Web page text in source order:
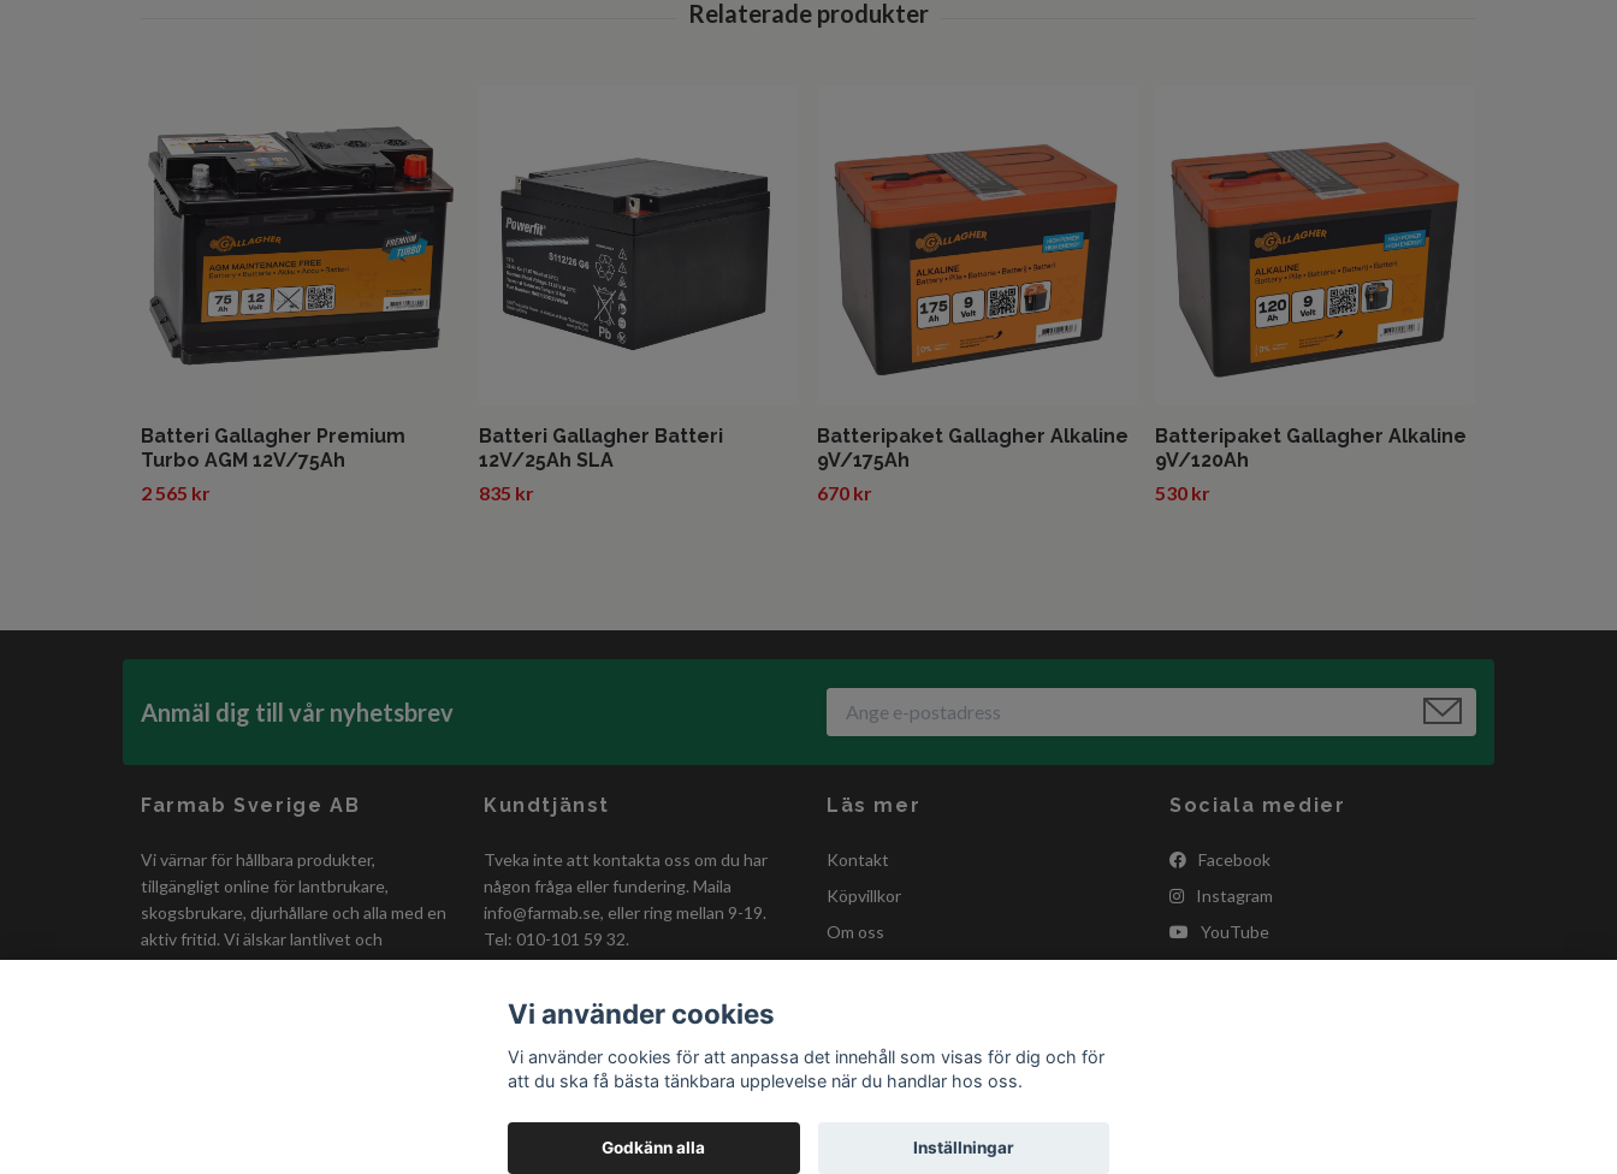
Batteri Gallagher Premium
Turbo AGM 12V/75Ah
2 565 kr
Batteri Gallagher Batteri
12V/25Ah SLA
835 kr
Batteripaket Gallagher Alkaline
9V/175Ah
670 kr
Batteripaket Gallagher Alkaline
9V/120Ah
530 kr
Anmäl dig till vår nyhetsbrev
Farmab Sverige AB
Vi värnar för hållbara produkter,
tillgängligt online för lantbrukare,
skogsbrukare, djurhållare och alla med en
aktiv fritid. Vi älskar lantlivet och
erbjuder smidiga och prisvärda lösningar
Kundtjänst
Tveka inte att kontakta oss om du har
någon fråga eller fundering. Maila
info@farmab.se, eller ring mellan 9-19.
Tel: 010-101 59 32.
Läs mer
Kontakt
Köpvillkor
Om oss
Sociala medier
Facebook
Instagram
YouTube
Vi använder cookies
Vi använder cookies för att anpassa det innehåll som visas för dig och för
att du ska få bästa tänkbara upplevelse när du handlar hos oss.
Godkänn alla Inställningar